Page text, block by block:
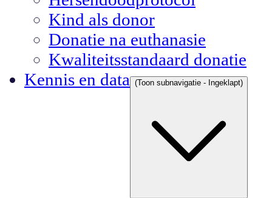
Kind als donor
Donatie na euthanasie
Kwaliteitsstandaard donatie
Kennis en data
(Toon subnavigatie - Ingeklapt)